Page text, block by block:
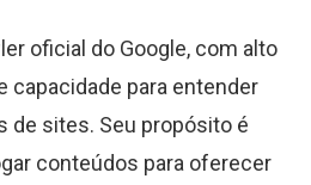
oficial do Google, com alto
capacidade para entender
de sites. Seu propósito é
conteúdos para oferecer